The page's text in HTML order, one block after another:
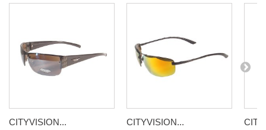
CITYVISION... CITYVISION...